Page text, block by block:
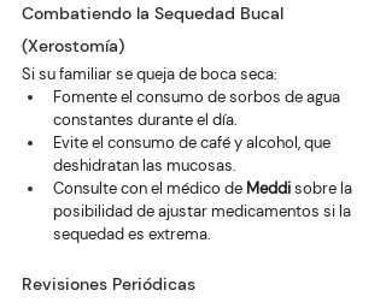
Combatiendo la Sequedad Bucal
(Xerostomía)
Si su familiar se queja de boca seca:
Fomente el consumo de sorbos de agua
constantes durante el día.
Evite el consumo de café y alcohol, que
deshidratan las mucosas.
Consulte con el médico de Meddi sobre la
posibilidad de ajustar medicamentos si la
sequedad es extrema.
Revisiones Periódicas